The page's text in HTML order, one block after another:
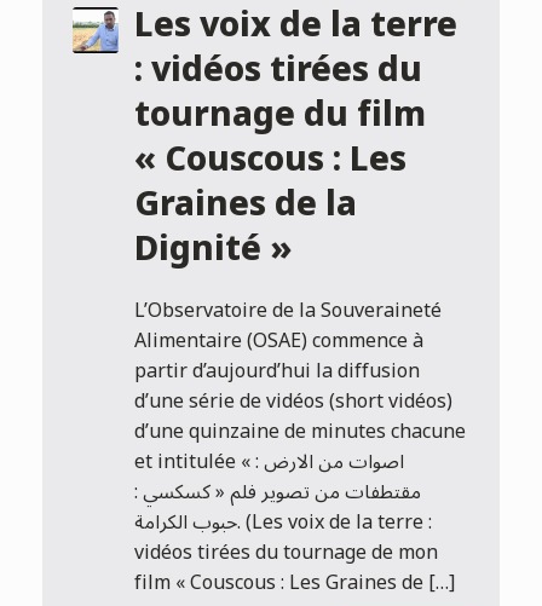
Les voix de la terre
: vidéos tirées du
tournage du film
« Couscous : Les
Graines de la
Dignité »
L’Observatoire de la Souveraineté
Alimentaire (OSAE) commence à
partir d’aujourd’hui la diffusion
d’une série de vidéos (short vidéos)
d’une quinzaine de minutes chacune
et intitulée « اصوات من الارض :
مقتطفات من تصوير فلم « كسكسي :
حبوب الكرامة. (Les voix de la terre :
vidéos tirées du tournage de mon
film « Couscous : Les Graines de […]